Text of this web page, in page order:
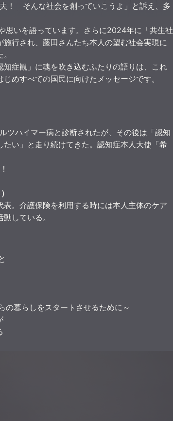
！ そんな社会を創っていこうよ」と訴え、多
思いを語っています。さらに2024年に「共生社
行され、藤田さんたち本人の望む社会実現に
症観」に魂を吹き込むふたりの語りは、これ
めすべての国民に向けたメッセージです。
ツハイマー病と診断されたが、その後は「認知
い」と走り続けてきた。認知症本人大使「希
。介護保険を利用する時には本人主体のケア
している。
暮らしをスタートさせるために～